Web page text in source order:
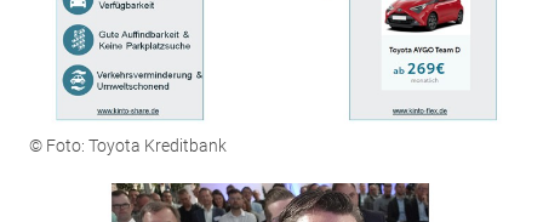
© Foto: Toyota Kreditbank